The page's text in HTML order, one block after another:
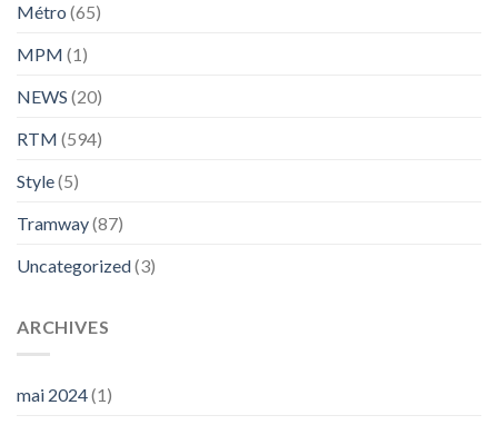
Métro (65)
MPM (1)
NEWS (20)
RTM (594)
Style(5)
Tramway(87)
Uncategorized(3)
ARCHIVES
mai 2024(1)